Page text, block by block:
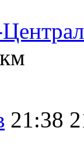
21:38